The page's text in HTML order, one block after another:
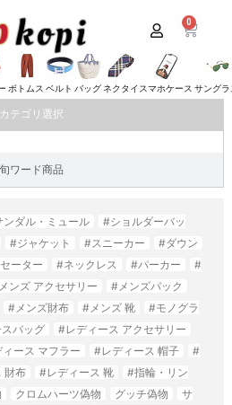
0
ボトムス ベルト バッグネクタイ スマホケース サング
れた商品
カテゴリ選択
旬ワード商品
ンダル・ミュール
#ショルダーバッ
#ジャケット #スニーカー
#ダウン
ーター #ネックレス #パーカー
#
ンズ アクセサリー
#メンズバック
#メンズ財布 #メンズ 靴
#モノグラ
バッグ
#レディース アクセサリー
ース マフラー #レディース 帽子
#
財布 #レディース 靴
#指輪・リン
クロムハーツ偽物 グッチ偽物
サ